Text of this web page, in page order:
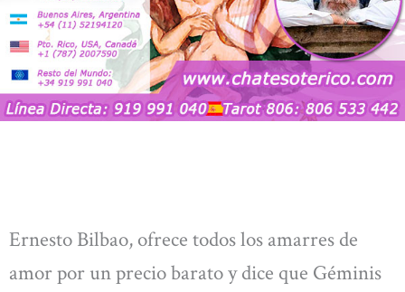
Ernesto Bilbao, ofrece todos los amarres de
amor por un precio barato y dice que Géminis